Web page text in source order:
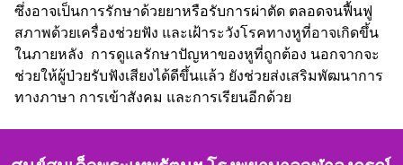
ซึ่งอาจเป็นการรักษาด้วยยาหรือรับการผ่าตัด ตลอดจนฟื้นฟู
สภาพด้วยเครื่องช่วยฟัง และเฝ้าระวังโรคทางหูที่อาจเกิดขึ้น
ในภายหลัง การดูแลรักษาปัญหาของหูที่ถูกต้อง นอกจากจะ
ช่วยให้ผู้ป่วยรับฟังเสียงได้ดีขึ้นแล้ว ยังช่วยส่งเสริมพัฒนาการ
ทางภาษา การเข้าสังคม และการเรียนอีกด้วย